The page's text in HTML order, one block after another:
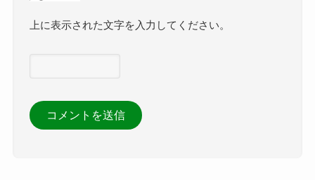
上に表示された文字を入力してください。